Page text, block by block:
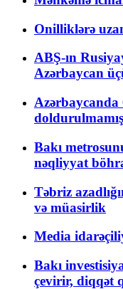
Onilliklərə
ABŞ-ın
Azərbaycan
Bakı
nəqliyyat
Təbriz
və müasirlik
Media
Bakı
çevirir, diqqət